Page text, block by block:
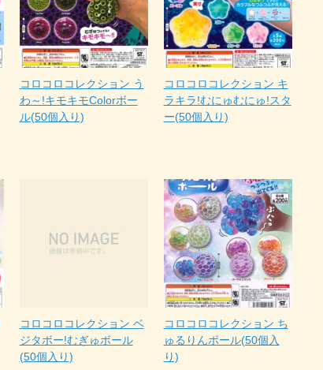
コロコロコレクション う
わ～!キモキモColorボー
ル(50個入り)
コロコロコレクション キ
ラキラ!むにゅむにゅ!スタ
ー(50個入り)
コロコロコレクション ベ
ジタボー!むぎゅボール
(50個入り)
コロコロコレクション ち
ゅるりんボール(50個入
り)